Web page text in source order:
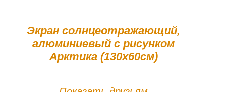
Экран солнцеотражающий,
алюминиевый с рисунком
Арктика (130х60см)